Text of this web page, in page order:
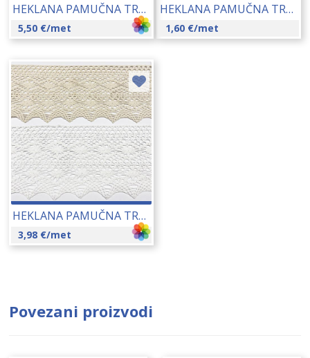
HEKLANA PAMUČNA TRAKA (905) CCA 100 MM 22181
5,50 €/met
HEKLANA PAMUČNA TRAKA (8620) CCA 25 MM 22185
1,60 €/met
HEKLANA PAMUČNA TRAKA (9570) 120-125 MM 18172
3,98 €/met
Povezani proizvodi